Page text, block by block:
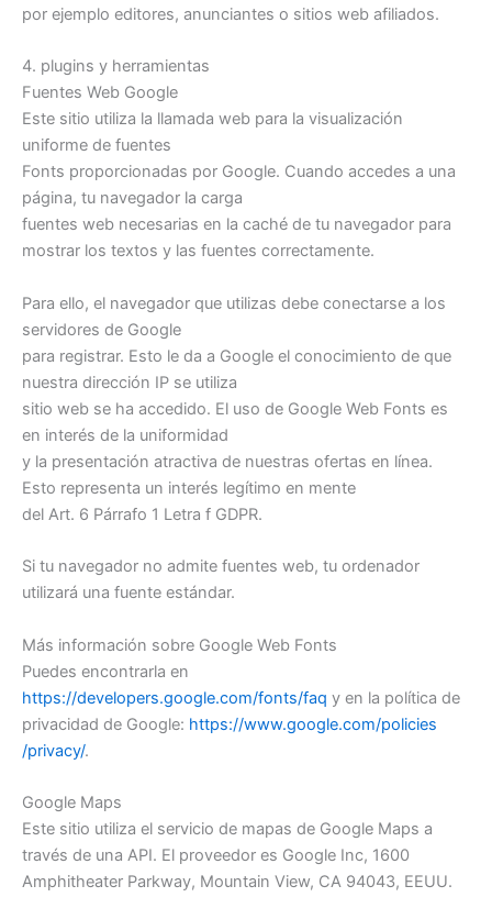
por ejemplo editores, anunciantes o sitios web afiliados.
4. plugins y herramientas
Fuentes Web Google
Este sitio utiliza la llamada web para la visualización
uniforme de fuentes
Fonts proporcionadas por Google. Cuando accedes a una
página, tu navegador la carga
fuentes web necesarias en la caché de tu navegador para
mostrar los textos y las fuentes correctamente.
Para ello, el navegador que utilizas debe conectarse a los
servidores de Google
para registrar. Esto le da a Google el conocimiento de que
nuestra dirección IP se utiliza
sitio web se ha accedido. El uso de Google Web Fonts es
en interés de la uniformidad
y la presentación atractiva de nuestras ofertas en línea.
Esto representa un interés legítimo en mente
del Art. 6 Párrafo 1 Letra f GDPR.
Si tu navegador no admite fuentes web, tu ordenador
utilizará una fuente estándar.
Más información sobre Google Web Fonts
Puedes encontrarla en
https://developers.google.com/fonts/faq y en la política de
privacidad de Google: https://www.google.com/policies
/privacy/.
Google Maps
Este sitio utiliza el servicio de mapas de Google Maps a
través de una API. El proveedor es Google Inc, 1600
Amphitheater Parkway, Mountain View, CA 94043, EEUU.